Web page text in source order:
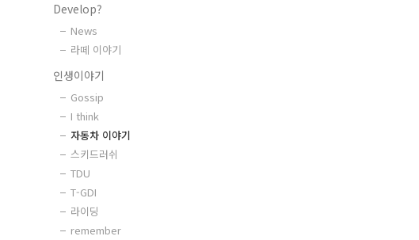
Develop?
News
라떼 이야기
인생이야기
Gossip
I think
자동차 이야기
스키드러쉬
TDU
T-GDI
라이딩
remember